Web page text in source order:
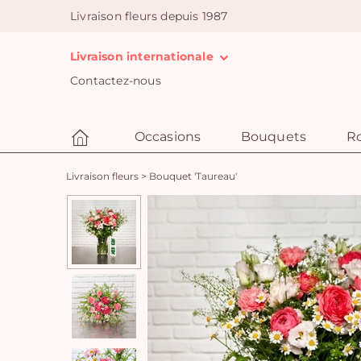
Livraison fleurs depuis 1987
Livraison internationale
Contactez-nous
Occasions Bouquets
Livraison fleurs > Bouquet 'Taureau'